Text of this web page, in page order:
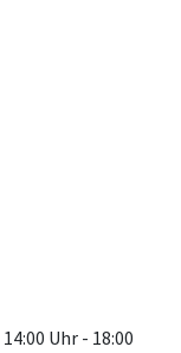
14:00 Uhr - 18:00